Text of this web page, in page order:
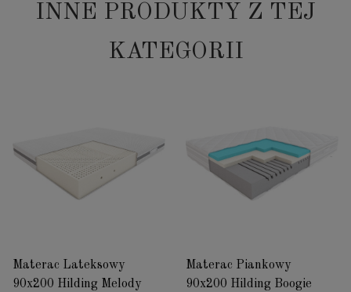
INNE PRODUKTY Z TEJ
KATEGORII
Materac Lateksowy
90x200 Hilding Melody
Materac Piankowy
90x200 Hilding Boogie